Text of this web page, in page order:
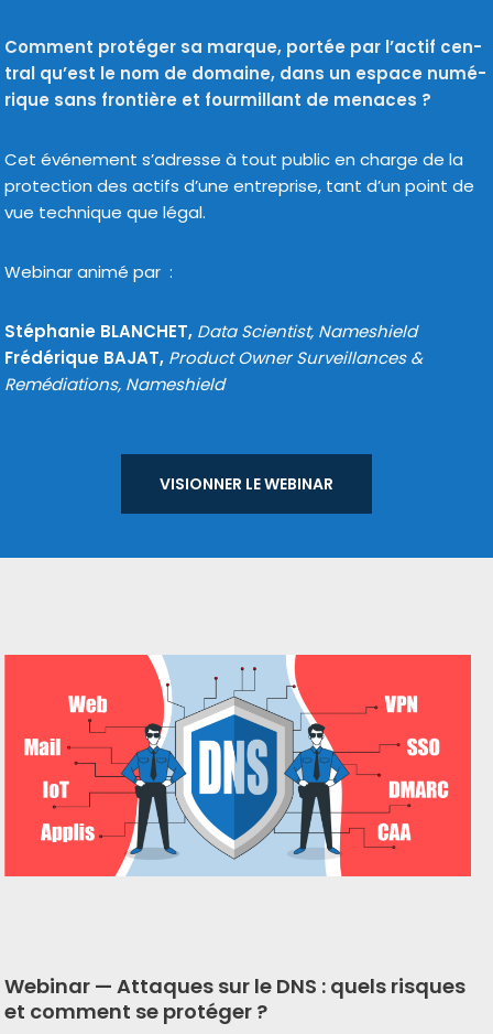
Comment pro­té­ger sa marque, por­tée par l’ac­tif cen­
tral qu’est le nom de domaine, dans un espace numé­
rique sans fron­tière et four­millant de menaces ?
Cet évé­ne­ment s’a­dresse à tout public en charge de la
pro­tec­tion des actifs d’une entre­prise, tant d’un point de
vue tech­nique que légal.
Webinar ani­mé par :
Stéphanie BLANCHET, Data Scientist, Nameshield
Frédérique BAJAT, Product Owner Surveillances &
Remédiations, Nameshield
VISIONNER LE WEBI­NAR
Webinar —Attaques sur le DNS : quels risques
et comment se protéger ?